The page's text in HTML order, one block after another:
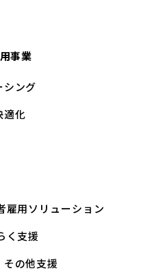
事業
シング
適化
雇用ソリューション
く支援
の他支援